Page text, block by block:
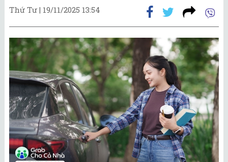
Thứ Tư | 19/11/2025 13:54